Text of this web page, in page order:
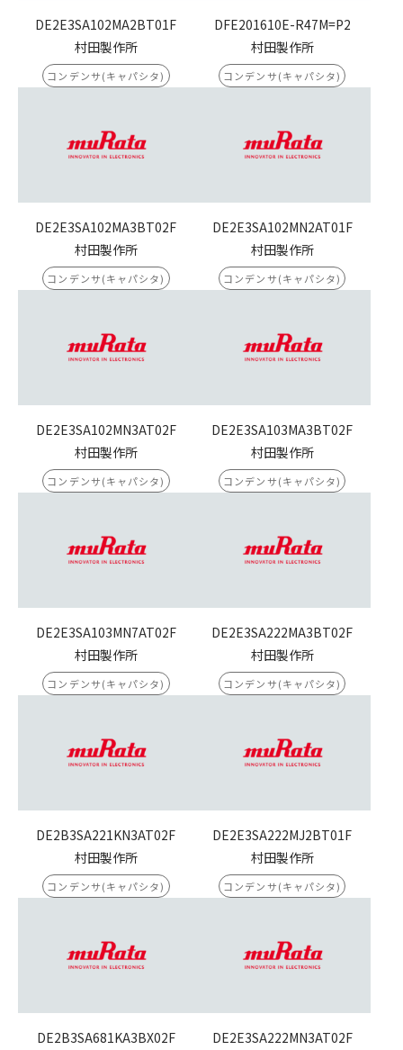
DE2E3SA102MA2BT01F
村田製作所
コンデンサ(キャパシタ)
DFE201610E-R47M=P2
村田製作所
コンデンサ(キャパシタ)
DE2E3SA102MA3BT02F
村田製作所
コンデンサ(キャパシタ)
DE2E3SA102MN2AT01F
村田製作所
コンデンサ(キャパシタ)
DE2E3SA102MN3AT02F
村田製作所
コンデンサ(キャパシタ)
DE2E3SA103MA3BT02F
村田製作所
コンデンサ(キャパシタ)
DE2E3SA103MN7AT02F
村田製作所
コンデンサ(キャパシタ)
DE2E3SA222MA3BT02F
村田製作所
コンデンサ(キャパシタ)
DE2B3SA221KN3AT02F
村田製作所
コンデンサ(キャパシタ)
DE2E3SA222MJ2BT01F
村田製作所
コンデンサ(キャパシタ)
DE2B3SA681KA3BX02F
DE2E3SA222MN3AT02F